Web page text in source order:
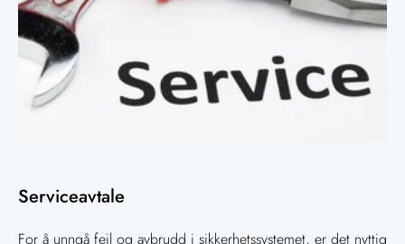
Serviceavtale
For å unngå feil og avbrudd i sikkerhetssystemet, er det nyttig